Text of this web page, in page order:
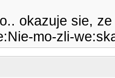
okazuje sie,
mo-zli-